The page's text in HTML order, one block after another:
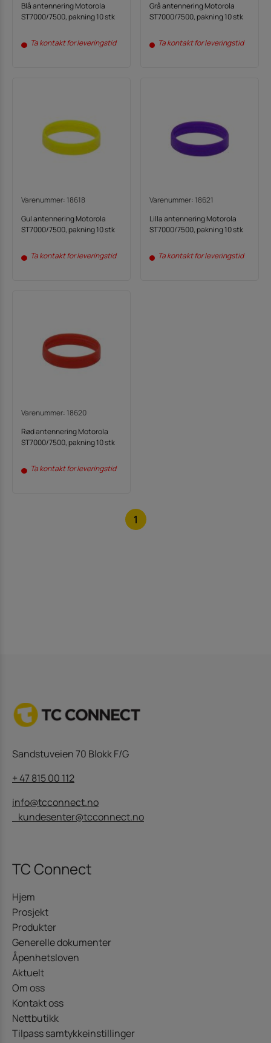
Blå antennering Motorola
ST7000/7500, pakning 10 stk
Ta kontakt for leveringstid
Grå antennering Motorola
ST7000/7500, pakning 10 stk
Ta kontakt for leveringstid
Varenummer: 18618
Gul antennering Motorola
ST7000/7500, pakning 10 stk
Ta kontakt for leveringstid
Varenummer: 18621
Lilla antennering Motorola
ST7000/7500, pakning 10 stk
Ta kontakt for leveringstid
Varenummer: 18620
Rød antennering Motorola
ST7000/7500, pakning 10 stk
Ta kontakt for leveringstid
1
Sandstuveien 70 Blokk F/G
+ 47 815 00 112
info@tcconnect.no
kundesenter@tcconnect.no
TC Connect
Hjem
Prosjekt
Produkter
Generelle dokumenter
Åpenhetsloven
Aktuelt
Om oss
Kontakt oss
Nettbutikk
Tilpass samtykkeinstillinger